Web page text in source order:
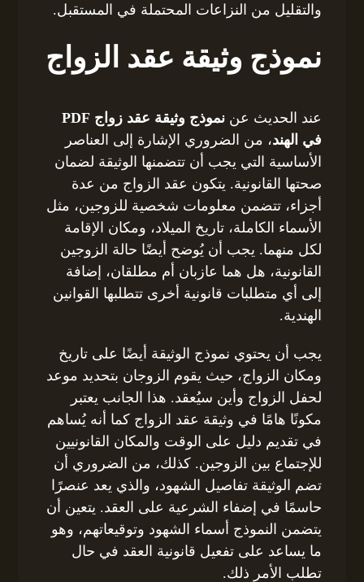
والتقليل من النزاعات المحتملة في المستقبل.
نموذج وثيقة عقد الزواج
عند الحديث عن
نموذج وثيقة عقد زواج PDF
في الهند، من الضروري الإشارة إلى العناصر
الأساسية التي يجب أن تتضمنها الوثيقة لضمان
صحتها القانونية. يتكون عقد الزواج من عدة
أجزاء، تتضمن معلومات شخصية للزوجين، مثل
الأسماء الكاملة، تاريخ الميلاد، ومكان الإقامة
لكل منهما. يجب أن يُوضح أيضًا حالة الزوجين
القانونية، هل هما عازبان أم مطلقان، إضافة
إلى أي متطلبات قانونية أخرى تتطلبها القوانين
الهندية.
يجب أن يحتوي نموذج الوثيقة أيضًا على تاريخ
ومكان الزواج، حيث يقوم الزوجان بتحديد موعد
لحفل الزواج وأين سيُعقد. هذا الجانب يعتبر
مكونًا هامًا في وثيقة عقد الزواج كما أنه يُساهم
في تقديم دليل على الوقت والمكان القانونيين
للإجتماع بين الزوجين. كذلك، من الضروري أن
تضم الوثيقة تفاصيل الشهود، والذي يعد عنصرًا
حاسمًا في إضفاء الشرعية على العقد. يتعين أن
يتضمن النموذج أسماء الشهود وتوقيعاتهم، وهو
ما يساعد على تفعيل قانونية العقد في حال
تطلب الأمر ذلك.